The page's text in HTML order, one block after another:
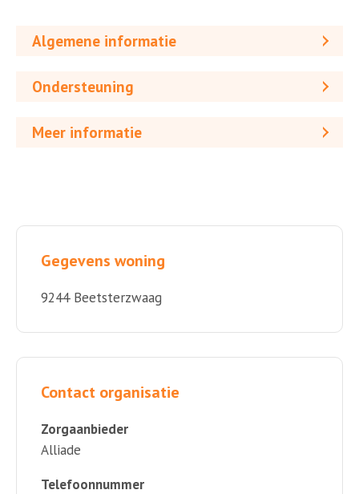
Algemene informatie
Ondersteuning
Meer informatie
Gegevens woning
9244 Beetsterzwaag
Contact organisatie
Zorgaanbieder
Alliade
Telefoonnummer